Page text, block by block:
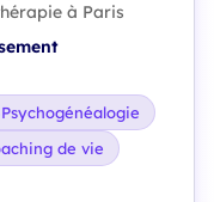
à Paris
Psychogénéalogie
de vie